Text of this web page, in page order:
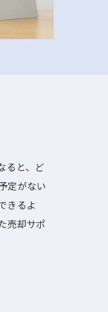
ると、ど
定がない
きるよ
売却サポ